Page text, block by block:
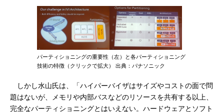
パーティショニングの重要性（左）と各パーティショニング
技術の特徴（クリックで拡大） 出典：パナソニック
しかし水山氏は、「ハイパーバイザはサイズやコストの面で問
題はないが、メモリや内部バスなどのリソースを共有する以上、
完全なパーティショニングとはいえない。ハードウェアとソフト